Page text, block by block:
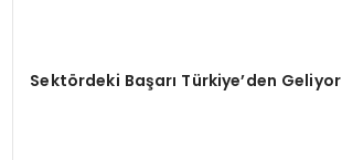
Sektördeki Başarı Türkiye’den Geliyor